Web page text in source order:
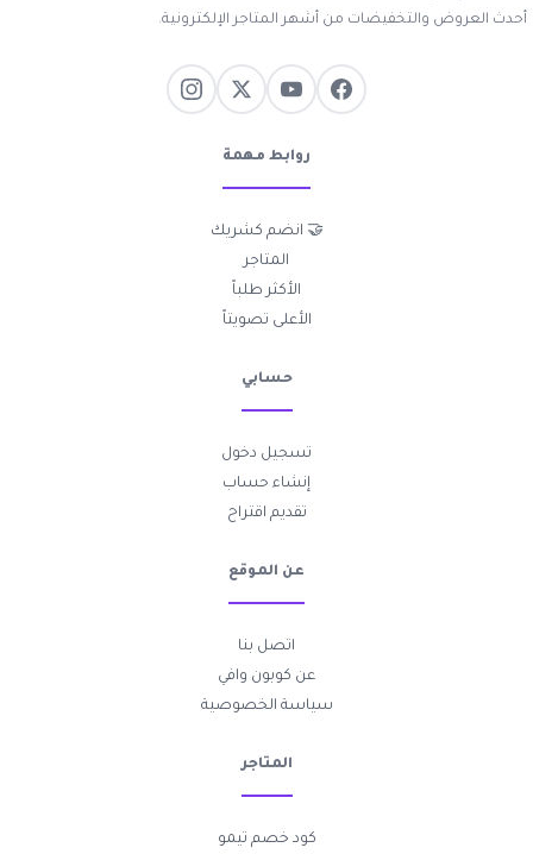
أحدث العروض والتخفيضات من أشهر المتاجر الإلكترونية.
روابط مهمة
🤝 انضم كشريك
المتاجر
الأكثر طلباً
الأعلى تصويتاً
حسابي
تسجيل دخول
إنشاء حساب
تقديم اقتراح
عن الموقع
اتصل بنا
عن كوبون وافي
سياسة الخصوصية
المتاجر
كود خصم تيمو